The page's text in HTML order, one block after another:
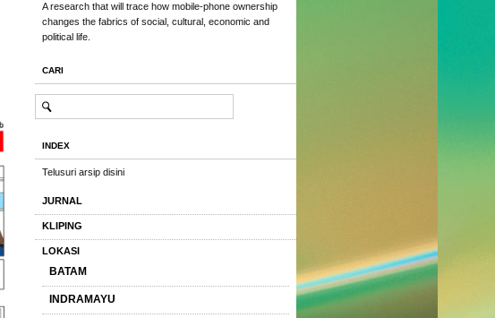
A research that will trace how mobile-phone ownership
changes the fabrics of social, cultural, economic and
political life.
CARI
INDEX
Telusuri arsip disini
JURNAL
KLIPING
LOKASI
BATAM
INDRAMAYU